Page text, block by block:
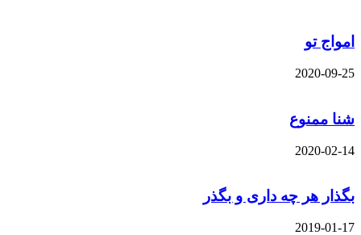
امواج تو
2020-09-25
شنا ممنوع
2020-02-14
بگذار هر چه داری و بگذر
2019-01-17